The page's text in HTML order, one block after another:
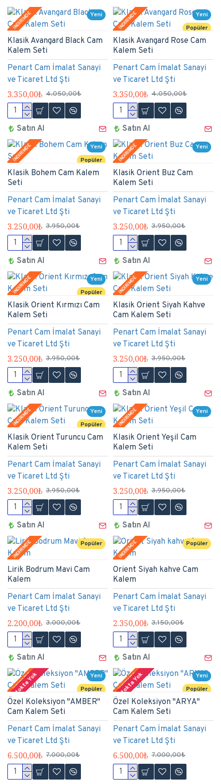
Yeni
İNDİRİMDE
Penart Cam İmalat Sanayi
ve Ticaret Ltd Şti
Klasik Avangard Black Cam
Kalem Seti
3.350,00₺ 4.050,00₺
Satın Al
Yeni
Popüler
İNDİRİMDE
Penart Cam İmalat Sanayi
ve Ticaret Ltd Şti
Klasik Avangard Rose Cam
Kalem Seti
3.350,00₺ 4.050,00₺
Satın Al
Yeni
Popüler
İNDİRİMDE
Penart Cam İmalat Sanayi
ve Ticaret Ltd Şti
Klasik Bohem Cam Kalem
Seti
3.250,00₺ 3.950,00₺
Satın Al
Yeni
İNDİRİMDE
Penart Cam İmalat Sanayi
ve Ticaret Ltd Şti
Klasik Orient Buz Cam
Kalem Seti
3.250,00₺ 3.950,00₺
Satın Al
Yeni
Popüler
İNDİRİMDE
Penart Cam İmalat Sanayi
ve Ticaret Ltd Şti
Klasik Orient Kırmızı Cam
Kalem Seti
3.250,00₺ 3.950,00₺
Satın Al
Yeni
İNDİRİMDE
Penart Cam İmalat Sanayi
ve Ticaret Ltd Şti
Klasik Orient Siyah Kahve
Cam Kalem Seti
3.250,00₺ 3.950,00₺
Satın Al
Yeni
Popüler
İNDİRİMDE
Penart Cam İmalat Sanayi
ve Ticaret Ltd Şti
Klasik Orient Turuncu Cam
Kalem Seti
3.250,00₺ 3.950,00₺
Satın Al
Yeni
İNDİRİMDE
Penart Cam İmalat Sanayi
ve Ticaret Ltd Şti
Klasik Orient Yeşil Cam
Kalem Seti
3.250,00₺ 3.950,00₺
Satın Al
Popüler
İNDİRİMDE
Penart Cam İmalat Sanayi
ve Ticaret Ltd Şti
Lirik Bodrum Mavi Cam
Kalem
2.200,00₺ 3.000,00₺
Satın Al
Popüler
İNDİRİMDE
Penart Cam İmalat Sanayi
ve Ticaret Ltd Şti
Orient Siyah kahve Cam
Kalem
2.350,00₺ 3.150,00₺
Satın Al
Yeni
Popüler
İNDİRİMDE
Stokta Yok
Penart Cam İmalat Sanayi
ve Ticaret Ltd Şti
Özel Koleksiyon "AMBER"
Cam Kalem Seti
6.500,00₺ 7.000,00₺
Yeni
Popüler
İNDİRİMDE
Stokta Yok
Penart Cam İmalat Sanayi
ve Ticaret Ltd Şti
Özel Koleksiyon "ARYA"
Cam Kalem Seti
6.500,00₺ 7.000,00₺